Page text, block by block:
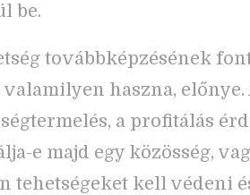
be.
továbbképzésének
haszna, előnye.
a profitálás
e majd egy közösség,
tehetségeket kell védeni